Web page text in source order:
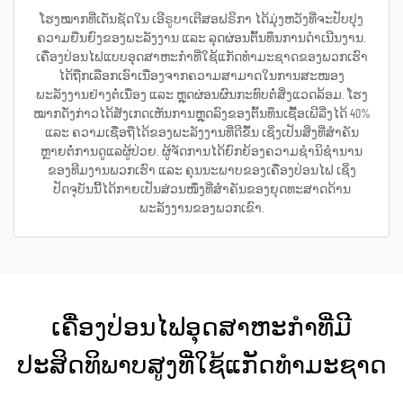
ໂຮງໝາກທີ່ເດັ່ນຊັດໃນ ເອີຣູບາເຕີສອຟຣິກາ ໄດ້ມຸ່ງຫວັງທີ່ຈະປັບປຸງ
ຄວາມຍືນຍົງຂອງພະລັງງານ ແລະ ລຸດຜ່ອນຕົ້ນທຶນການດຳເນີນງານ.
ເຄື່ອງປ່ອນໄຟແບບອຸດສາຫະກຳທີ່ໃຊ້ແກັດທຳມະຊາດຂອງພວກເຮົາ
ໄດ້ຖືກເລືອກເອົາເນື່ອງຈາກຄວາມສາມາດໃນການສະໜອງ
ພະລັງງານຢ່າງຕໍ່ເນື່ອງ ແລະ ຫຼຸດຜ່ອນຜົນກະທົບຕໍ່ສິ່ງແວດລ້ອມ. ໂຮງ
ໝາກດັ່ງກ່າວໄດ້ສັງເກດເຫັນການຫຼຸດລົງຂອງຕົ້ນທຶນເຊື້ອເພີລີ່ງໄດ້ 40%
ແລະ ຄວາມເຊື່ອຖືໄດ້ຂອງພະລັງງານທີ່ດີຂຶ້ນ ເຊິ່ງເປັນສິ່ງທີ່ສຳຄັນ
ຫຼາຍຕໍ່ການດູແລຜູ້ປ່ວຍ. ຜູ້ຈັດການໄດ້ຍົກຍ້ອງຄວາມຊຳນິຊຳນານ
ຂອງທີມງານພວກເຮົາ ແລະ ຄຸນນະພາບຂອງເຄື່ອງປ່ອນໄຟ ເຊິ່ງ
ປັດຈຸບັນນີ້ໄດ້ກາຍເປັນສ່ວນໜຶ່ງທີ່ສຳຄັນຂອງຍຸດທະສາດດ້ານ
ພະລັງງານຂອງພວກເຂົາ.
ເຄື່ອງປ່ອນໄຟອຸດສາຫະກຳທີ່ມີ
ປະສິດທິພາບສູງທີ່ໃຊ້ແກັດທຳມະຊາດ